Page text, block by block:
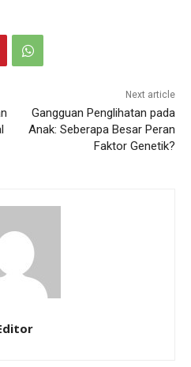
Next article
Gangguan Penglihatan pada
Anak: Seberapa Besar Peran
Faktor Genetik?